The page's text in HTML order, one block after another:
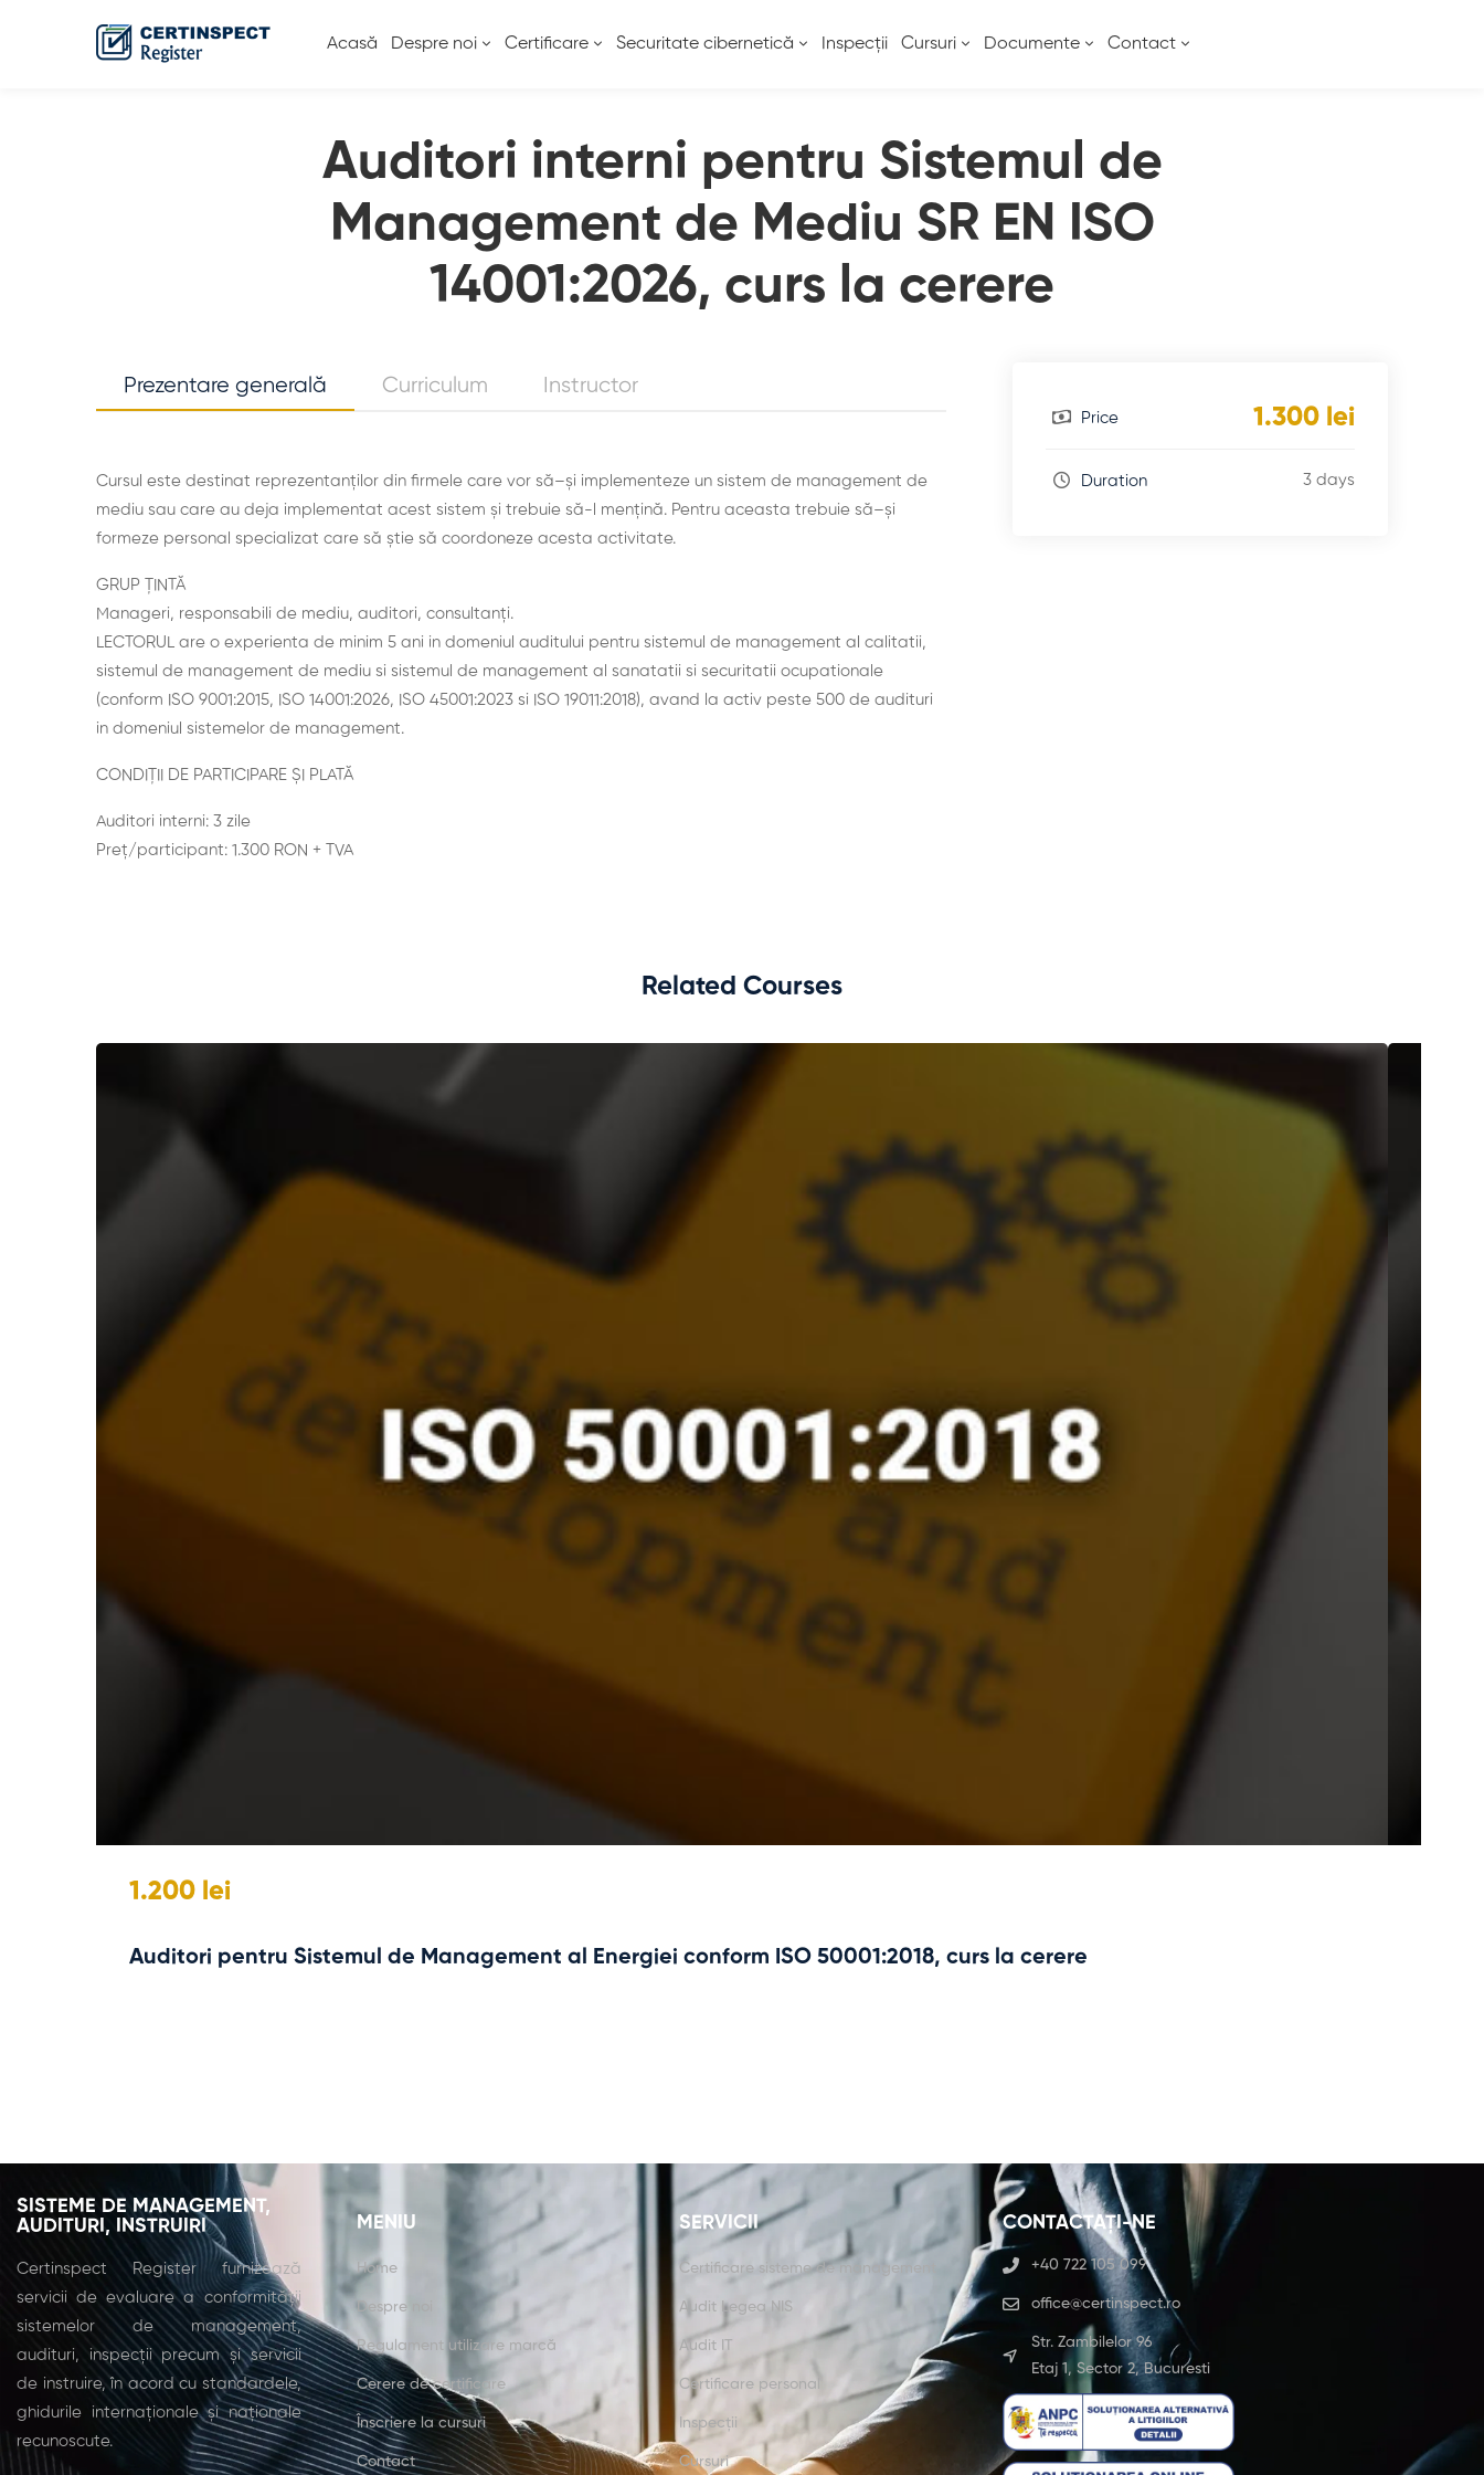
Acasă Despre noi Certificare Securitate cibernetică Inspecții Cursuri Documente Contact
Auditori interni pentru Sistemul de
Management de Mediu SR EN ISO
14001:2026, curs la cerere
Prezentare generală Curriculum Instructor
Cursul este destinat reprezentanților din firmele care vor să–și implementeze un sistem de management de
mediu sau care au deja implementat acest sistem și trebuie să-l mențină. Pentru aceasta trebuie să–și
formeze personal specializat care să știe să coordoneze acesta activitate.
GRUP ȚINTĂ
Manageri, responsabili de mediu, auditori, consultanți.
LECTORUL are o experienta de minim 5 ani in domeniul auditului pentru sistemul de management al calitatii,
sistemul de management de mediu si sistemul de management al sanatatii si securitatii ocupationale
(conform ISO 9001:2015, ISO 14001:2026, ISO 45001:2023 si ISO 19011:2018), avand la activ peste 500 de audituri
in domeniul sistemelor de management.
CONDIȚII DE PARTICIPARE ȘI PLATĂ
Auditori interni: 3 zile
Preț/participant: 1.300 RON + TVA
Price 1.300 lei
Duration 3 days
Related Courses
1.200 lei
Auditori pentru Sistemul de Management al Energiei conform ISO 50001:2018, curs la cerere
SISTEME DE MANAGEMENT,
AUDITURI, INSTRUIRI
Certinspect Register furnizează
servicii de evaluare a conformității
sistemelor de management,
audituri, inspecții precum și servicii
de instruire, în acord cu standardele,
ghidurile internaționale și naționale
recunoscute.
MENIU
Home
Despre noi
Regulament utilizare marcă
Cerere de certificare
Înscriere la cursuri
Contact
SERVICII
Certificare sisteme de management
Audit Legea NIS
Audit IT
Certificare personal
Inspecții
Cursuri
CONTACTAȚI-NE
+40 722 105 099
office@certinspect.ro
Str. Zambilelor 96
Etaj 1, Sector 2, Bucuresti